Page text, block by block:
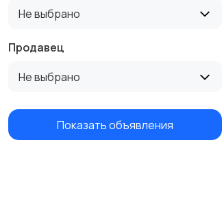
Не выбрано
Продавец
Не выбрано
Показать объявления